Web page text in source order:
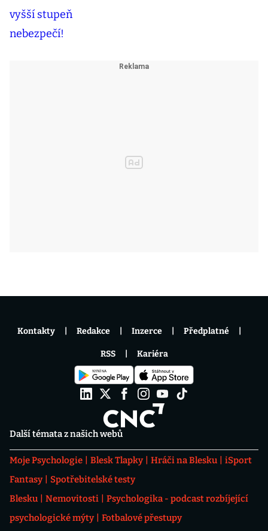
Další témata z našich webů
Moje Psychologie Blesk Tlapky Hráči na Blesku
iSport
Fantasy
Spotřebitelské testy
Blesku
Nemovitosti
Psychologika - podcast rozbíjející
psychologické mýty
Fotbalové přestupy
Kontakty Redakce Inzerce Předplatné
RSS Kariéra